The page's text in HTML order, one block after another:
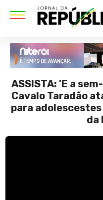
ASSISTA: 'E a
Cavalo Taradão
para
da